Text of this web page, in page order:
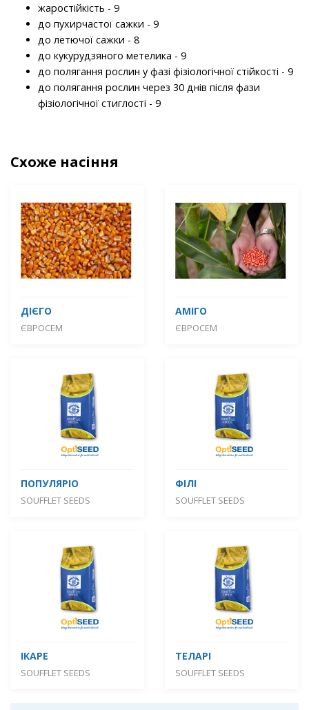
жаростійкість - 9
до пухирчастої сажки - 9
до летючої сажки - 8
до кукурудзяного метелика - 9
до полягання рослин у фазі фізіологічної стійкості - 9
до полягання рослин через 30 днів після фази
фізіологічної стиглості - 9
Схоже насіння
ДІЄГО
ЄВРОСЕМ
АМІГО
ЄВРОСЕМ
ПОПУЛЯРІО
SOUFFLET SEEDS
ФІЛІ
SOUFFLET SEEDS
ІКАРЕ
SOUFFLET SEEDS
ТЕЛАРІ
SOUFFLET SEEDS